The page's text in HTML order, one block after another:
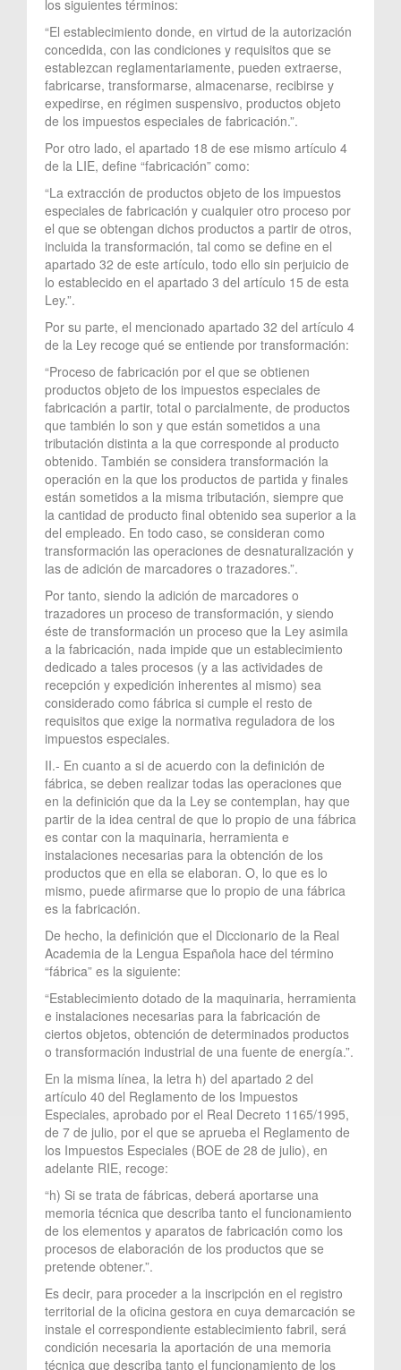
los siguientes términos:
“El establecimiento donde, en virtud de la autorización
concedida, con las condiciones y requisitos que se
establezcan reglamentariamente, pueden extraerse,
fabricarse, transformarse, almacenarse, recibirse y
expedirse, en régimen suspensivo, productos objeto
de los impuestos especiales de fabricación.”.
Por otro lado, el apartado 18 de ese mismo artículo 4
de la LIE, define “fabricación” como:
“La extracción de productos objeto de los impuestos
especiales de fabricación y cualquier otro proceso por
el que se obtengan dichos productos a partir de otros,
incluida la transformación, tal como se define en el
apartado 32 de este artículo, todo ello sin perjuicio de
lo establecido en el apartado 3 del artículo 15 de esta
Ley.”.
Por su parte, el mencionado apartado 32 del artículo 4
de la Ley recoge qué se entiende por transformación:
“Proceso de fabricación por el que se obtienen
productos objeto de los impuestos especiales de
fabricación a partir, total o parcialmente, de productos
que también lo son y que están sometidos a una
tributación distinta a la que corresponde al producto
obtenido. También se considera transformación la
operación en la que los productos de partida y finales
están sometidos a la misma tributación, siempre que
la cantidad de producto final obtenido sea superior a la
del empleado. En todo caso, se consideran como
transformación las operaciones de desnaturalización y
las de adición de marcadores o trazadores.”.
Por tanto, siendo la adición de marcadores o
trazadores un proceso de transformación, y siendo
éste de transformación un proceso que la Ley asimila
a la fabricación, nada impide que un establecimiento
dedicado a tales procesos (y a las actividades de
recepción y expedición inherentes al mismo) sea
considerado como fábrica si cumple el resto de
requisitos que exige la normativa reguladora de los
impuestos especiales.
II.- En cuanto a si de acuerdo con la definición de
fábrica, se deben realizar todas las operaciones que
en la definición que da la Ley se contemplan, hay que
partir de la idea central de que lo propio de una fábrica
es contar con la maquinaria, herramienta e
instalaciones necesarias para la obtención de los
productos que en ella se elaboran. O, lo que es lo
mismo, puede afirmarse que lo propio de una fábrica
es la fabricación.
De hecho, la definición que el Diccionario de la Real
Academia de la Lengua Española hace del término
“fábrica” es la siguiente:
“Establecimiento dotado de la maquinaria, herramienta
e instalaciones necesarias para la fabricación de
ciertos objetos, obtención de determinados productos
o transformación industrial de una fuente de energía.”.
En la misma línea, la letra h) del apartado 2 del
artículo 40 del Reglamento de los Impuestos
Especiales, aprobado por el Real Decreto 1165/1995,
de 7 de julio, por el que se aprueba el Reglamento de
los Impuestos Especiales (BOE de 28 de julio), en
adelante RIE, recoge:
“h) Si se trata de fábricas, deberá aportarse una
memoria técnica que describa tanto el funcionamiento
de los elementos y aparatos de fabricación como los
procesos de elaboración de los productos que se
pretende obtener.”.
Es decir, para proceder a la inscripción en el registro
territorial de la oficina gestora en cuya demarcación se
instale el correspondiente establecimiento fabril, será
condición necesaria la aportación de una memoria
técnica que describa tanto el funcionamiento de los